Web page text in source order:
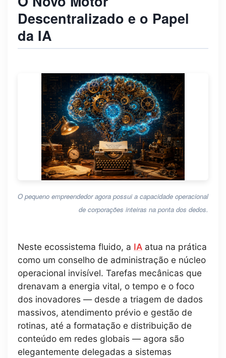
Descentralizado e o Papel
da IA
O pequeno empreendedor agora possui a capacidade operacional
de corporações inteiras na ponta dos dedos.
Neste ecossistema fluido, a IA atua na prática
como um conselho de administração e núcleo
operacional invisível. Tarefas mecânicas que
drenavam a energia vital, o tempo e o foco
dos inovadores — desde a triagem de dados
massivos, atendimento prévio e gestão de
rotinas, até a formatação e distribuição de
conteúdo em redes globais — agora são
elegantemente delegadas a sistemas